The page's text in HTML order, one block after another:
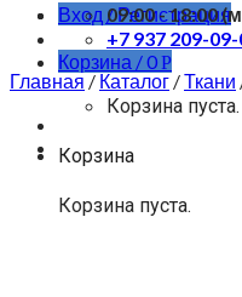
Вход / Регистрация
Корзина /0Р
Корзина пуста.
Корзина
Корзина пуста.
09:00 - 18:00
+7 937 209-
Главная/Каталог /Ткани